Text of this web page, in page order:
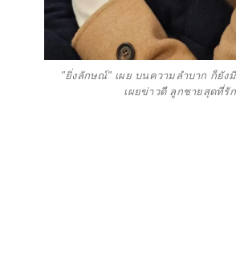
"ยิ่งลักษณ์" เผย บนความลำบาก ก็ยัง
เผยข่าวดี ลูกชายสุดที่รัก